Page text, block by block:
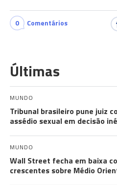
0 Comentários
Últimas
MUNDO
Tribunal brasileiro pune juiz
assédio sexual em decisão
MUNDO
Wall Street fecha em baixa
crescentes sobre Médio